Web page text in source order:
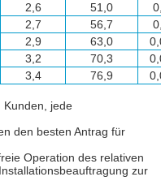
2,6 51,0
2,7 56,7
2,9 63,0
3,2 70,3
3,4 76,9
Kunden, jede
den besten Antrag für
Operation des relativen
zur